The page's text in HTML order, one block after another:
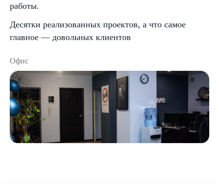
работы.
Десятки реализованных проектов, а что самое
главное — довольных клиентов
Офис